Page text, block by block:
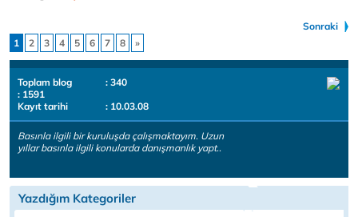
Sonraki
1
2 3 4 5 6 7 8 »
Toplam blog
: 340
: 1591
Kayıt tarihi
: 10.03.08
Basınla ilgili bir kuruluşda çalışmaktayım. Uzun
yıllar basınla ilgili konularda danışmanlık yapt..
Yazdığım Kategoriler